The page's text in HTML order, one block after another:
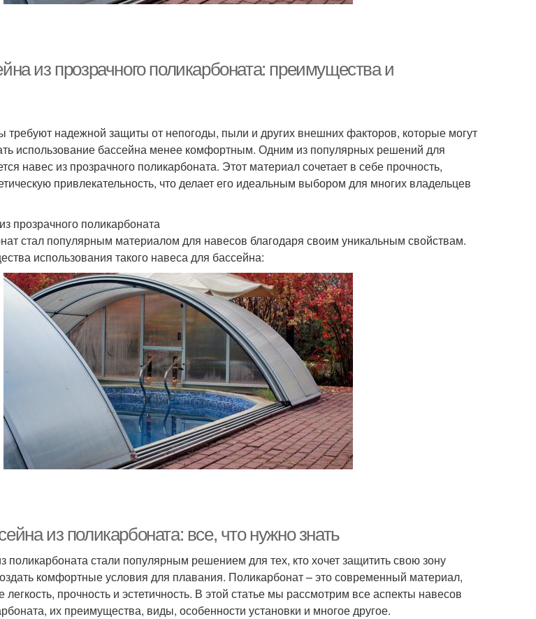
из прозрачного поликарбоната: преимущества и
надежной защиты от непогоды, пыли и других внешних факторов, которые могут
использование бассейна менее комфортным. Одним из популярных решений для
навес из прозрачного поликарбоната. Этот материал сочетает в себе прочность,
привлекательность, что делает его идеальным выбором для многих владельцев
прозрачного поликарбоната
стал популярным материалом для навесов благодаря своим уникальным свойствам.
использования такого навеса для бассейна:
из поликарбоната: все, что нужно знать
поликарбоната стали популярным решением для тех, кто хочет защитить свою зону
комфортные условия для плавания. Поликарбонат – это современный материал,
легкость, прочность и эстетичность. В этой статье мы рассмотрим все аспекты навесов
их преимущества, виды, особенности установки и многое другое.